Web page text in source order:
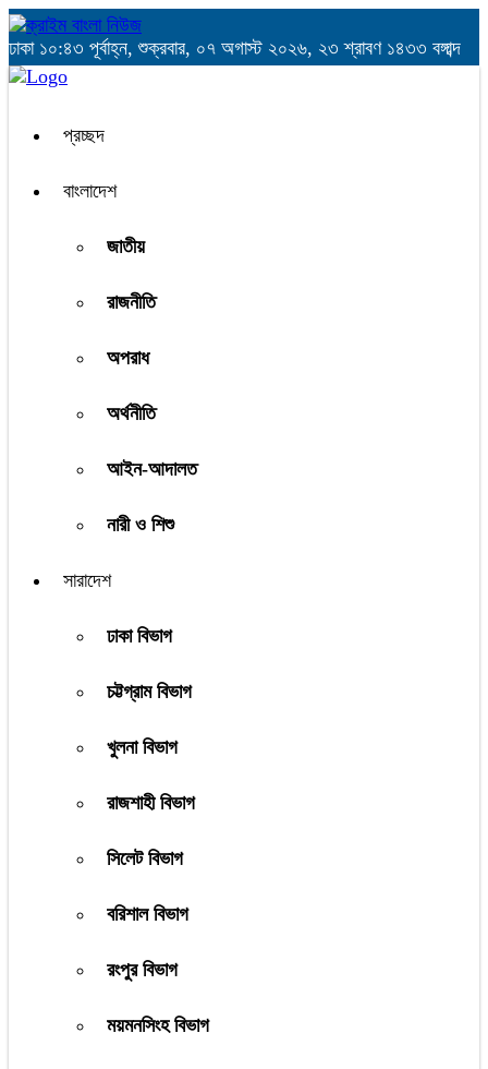
ঢাকা ১০:৪৩ পূর্বাহ্ন, শুক্রবার, ০৭ অগাস্ট ২০২৬, ২৩ শ্রাবণ ১৪৩৩ বঙ্গাব্দ
প্রচ্ছদ
বাংলাদেশ
জাতীয়
রাজনীতি
অপরাধ
অর্থনীতি
আইন-আদালত
নারী ও শিশু
সারাদেশ
ঢাকা বিভাগ
চট্টগ্রাম বিভাগ
খুলনা বিভাগ
রাজশাহী বিভাগ
সিলেট বিভাগ
বরিশাল বিভাগ
রংপুর বিভাগ
ময়মনসিংহ বিভাগ